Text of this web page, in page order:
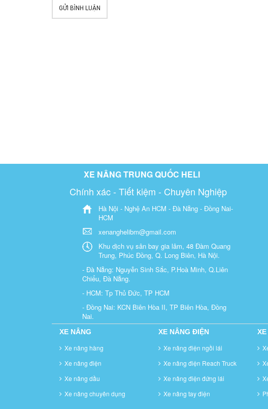
GỬI BÌNH LUẬN
XE NÂNG TRUNG QUỐC HELI
Chính xác - Tiết kiệm - Chuyên Nghiệp
Hà Nội - Nghệ An HCM - Đà Nẵng - Đồng Nai-
HCM
xenanghelibm@gmail.com
Khu dịch vụ sân bay gia lâm, 48 Đàm Quang
Trung, Phúc Đồng, Q. Long Biên, Hà Nội.
- Đà Nẵng: Nguyễn Sinh Sắc, P.Hoà Minh, Q.Liên
Chiểu, Đà Nẵng.
- HCM: Tp Thủ Đức, TP HCM
- Đồng Nai: KCN Biên Hòa II, TP Biên Hòa, Đồng
Nai.
XE NÂNG
Xe nâng hàng
Xe nâng điện
Xe nâng dầu
Xe nâng chuyên dụng
XE NÂNG ĐIỆN
Xe nâng điện ngồi lái
Xe nâng điện Reach Truck
Xe nâng điện đứng lái
Xe nâng tay điện